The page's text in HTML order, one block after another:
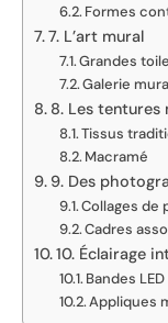
Formes
7. L’art mural
Grandes
Galerie
8. Les tentures
Tissus
Macramé
9. Des
Collages de
Cadres
10. Éclairage
Bandes LED
Appliques